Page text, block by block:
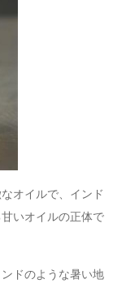
オイルで、インド
いオイルの正体で
ドのような暑い地